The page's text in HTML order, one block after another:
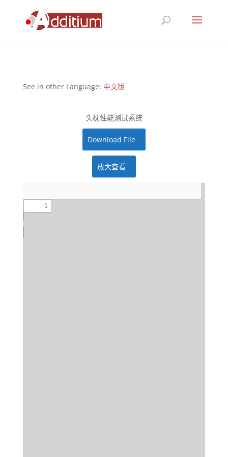
See in other Language: 中文版
头枕性能测试系统
Download File
放大查看